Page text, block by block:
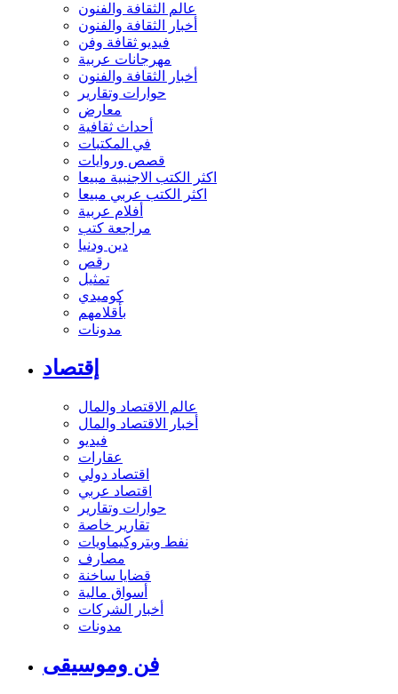
عالم الثقافة والفنون
أخبار الثقافة والفنون
فيديو ثقافة وفن
مهرجانات عربية
أخبار الثقافة والفنون
حوارات وتقارير
معارض
أحداث ثقافية
في المكتبات
قصص وروايات
اكثر الكتب الاجنبية مبيعا
اكثر الكتب عربي مبيعا
أفلام عربية
مراجعة كتب
دين ودنيا
رقص
تمثيل
كوميدي
بأقلامهم
مدونات
إقتصاد
عالم الاقتصاد والمال
أخبار الاقتصاد والمال
فيديو
عقارات
اقتصاد دولي
اقتصاد عربي
حوارات وتقارير
تقارير خاصة
نفط وبتروكيماويات
مصارف
قضايا ساخنة
أسواق مالية
أخبار الشركات
مدونات
فن وموسيقى